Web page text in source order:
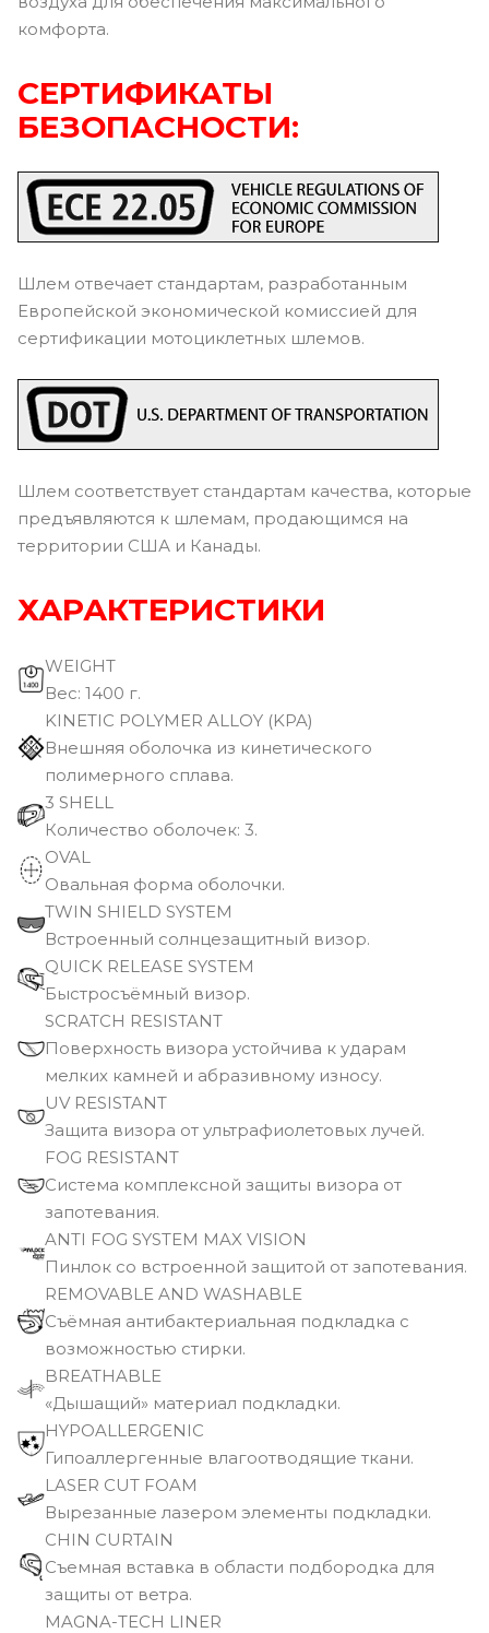
комфорта.
СЕРТИФИКАТЫ
БЕЗОПАСНОСТИ:
Шлем отвечает стандартам, разработанным
Европейской экономической комиссией для
сертификации мотоциклетных шлемов.
Шлем соответствует стандартам качества, которые
предъявляются к шлемам, продающимся на
территории США и Канады.
ХАРАКТЕРИСТИКИ
WEIGHT
Вec: 1400 г.
KINETIC POLYMER ALLOY (KPA)
Внешняя оболочка из кинетического
полимерного сплава.
3 SHELL
Количество оболочек: 3.
OVAL
Овальная форма оболочки.
TWIN SHIELD SYSTEM
Встроенный солнцезащитный визор.
QUICK RELEASE SYSTEM
Быстросъёмный визор.
SCRATCH RESISTANT
Поверхность визора устойчива к ударам
мелких камней и абразивному износу.
UV RESISTANT
Защита визора от ультрафиолетовых лучей.
FOG RESISTANT
Система комплексной защиты визора от
запотевания.
ANTI FOG SYSTEM MAX VISION
Пинлок со встроенной защитой от запотевания.
REMOVABLE AND WASHABLE
Съёмная антибактериальная подкладка с
возможностью стирки.
BREATHABLE
«Дышащий» материал подкладки.
HYPOALLERGENIC
Гипоаллергенные влагоотводящие ткани.
LASER CUT FOAM
Вырезанные лазером элементы подкладки.
CHIN CURTAIN
Съемная вставка в области подбородка для
защиты от ветра.
MAGNA-TECH LINER